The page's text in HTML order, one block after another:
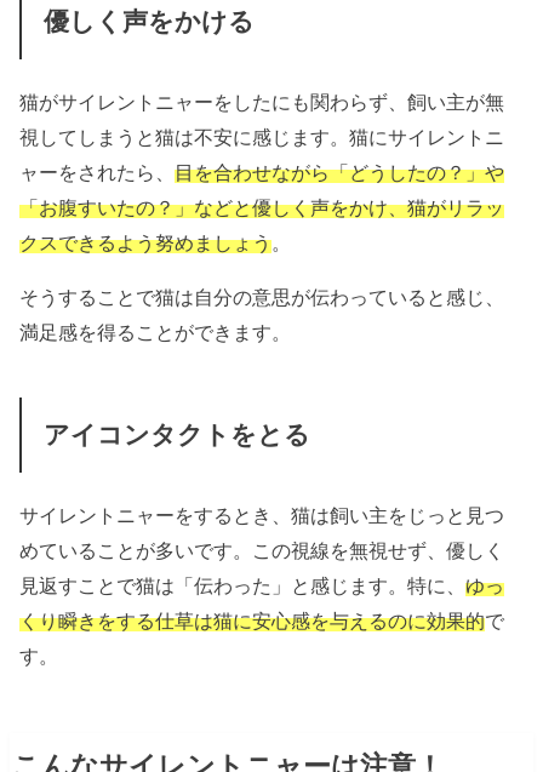
優しく声をかける
猫がサイレントニャーをしたにも関わらず、飼い主が無
視してしまうと猫は不安に感じます。猫にサイレントニ
ャーをされたら、目を合わせながら「どうしたの？」や
「お腹すいたの？」などと優しく声をかけ、猫がリラッ
クスできるよう努めましょう。
そうすることで猫は自分の意思が伝わっていると感じ、
満足感を得ることができます。
アイコンタクトをとる
サイレントニャーをするとき、猫は飼い主をじっと見つ
めていることが多いです。この視線を無視せず、優しく
見返すことで猫は「伝わった」と感じます。特に、ゆっ
くり瞬きをする仕草は猫に安心感を与えるのに効果的で
す。